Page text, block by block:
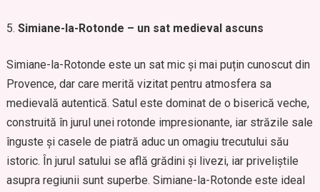
Simiane-la-Rotonde – un sat medieval ascuns
Simiane-la-Rotonde este un sat mic și mai puțin cunoscut din
Provence, dar care merită vizitat pentru atmosfera sa
medievală autentică. Satul este dominat de o biserică veche,
construită în jurul unei rotonde impresionante, iar străzile sale
înguste și casele de piatră aduc un omagiu trecutului său
istoric. În jurul satului se află grădini și livezi, iar priveliștile
asupra regiunii sunt superbe. Simiane-la-Rotonde este ideal